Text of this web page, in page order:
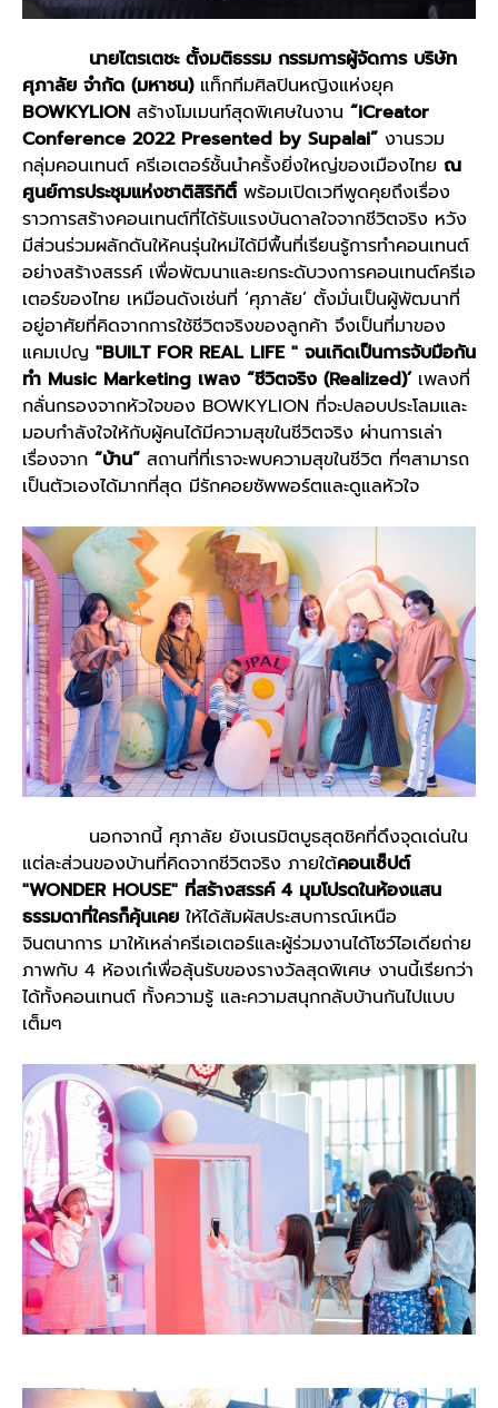
นายไตรเตชะ ตั้งมติธรรม กรรมการผู้จัดการ บริษัท
ศุภาลัย จำกัด (มหาชน)แท็กทีมศิลปินหญิงแห่งยุค
BOWKYLION สร้างโมเมนท์สุดพิเศษในงาน “iCreator
Conference 2022 Presented by Supalai” งานรวม
กลุ่มคอนเทนต์ ครีเอเตอร์ชั้นนำครั้งยิ่งใหญ่ของเมืองไทย ณ
ศูนย์การประชุมแห่งชาติสิริกิติ์พร้อมเปิดเวทีพูดคุยถึงเรื่อง
ราวการสร้างคอนเทนต์ที่ได้รับแรงบันดาลใจจากชีวิตจริง หวัง
มีส่วนร่วมผลักดันให้คนรุ่นใหม่ได้มีพื้นที่เรียนรู้การทำคอนเทนต์
อย่างสร้างสรรค์ เพื่อพัฒนาและยกระดับวงการคอนเทนต์ครีเอ
เตอร์ของไทย เหมือนดังเช่นที่ ‘ศุภาลัย’ ตั้งมั่นเป็นผู้พัฒนาที่
อยู่อาศัยที่คิดจากการใช้ชีวิตจริงของลูกค้า จึงเป็นที่มาของ
แคมเปญ "BUILT FOR REAL LIFE " จนเกิดเป็นการจับมือกัน
ทำ Music Marketing เพลง “ชีวิตจริง (Realized)’เพลงที่
กลั่นกรองจากหัวใจของ BOWKYLION ที่จะปลอบประโลมและ
มอบกำลังใจให้กับผู้คนได้มีความสุขในชีวิตจริง ผ่านการเล่า
เรื่องจาก “บ้าน” สถานที่ที่เราจะพบความสุขในชีวิต ที่ๆสามารถ
เป็นตัวเองได้มากที่สุด มีรักคอยซัพพอร์ตและดูแลหัวใจ
นอกจากนี้ ศุภาลัย ยังเนรมิตบูธสุดชิคที่ดึงจุดเด่นใน
แต่ละส่วนของบ้านที่คิดจากชีวิตจริง ภายใต้คอนเซ็ปต์
"WONDER HOUSE" ที่สร้างสรรค์ 4 มุมโปรดในห้องแสน
ธรรมดาที่ใครก็คุ้นเคย ให้ได้สัมผัสประสบการณ์เหนือ
จินตนาการ มาให้เหล่าครีเอเตอร์และผู้ร่วมงานได้โชว์ไอเดียถ่าย
ภาพกับ 4 ห้องเก๋เพื่อลุ้นรับของรางวัลสุดพิเศษ งานนี้เรียกว่า
ได้ทั้งคอนเทนต์ ทั้งความรู้ และความสนุกกลับบ้านกันไปแบบ
เต็มๆ